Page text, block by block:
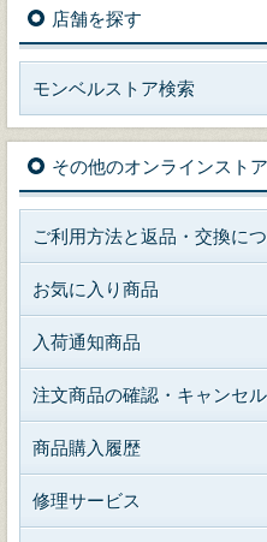
店舗を探す
モンベルストア検索
その他のオンラインスト
ご利用方法と返品・交換に
お気に入り商品
入荷通知商品
注文商品の確認・キャンセル
商品購入履歴
修理サービス